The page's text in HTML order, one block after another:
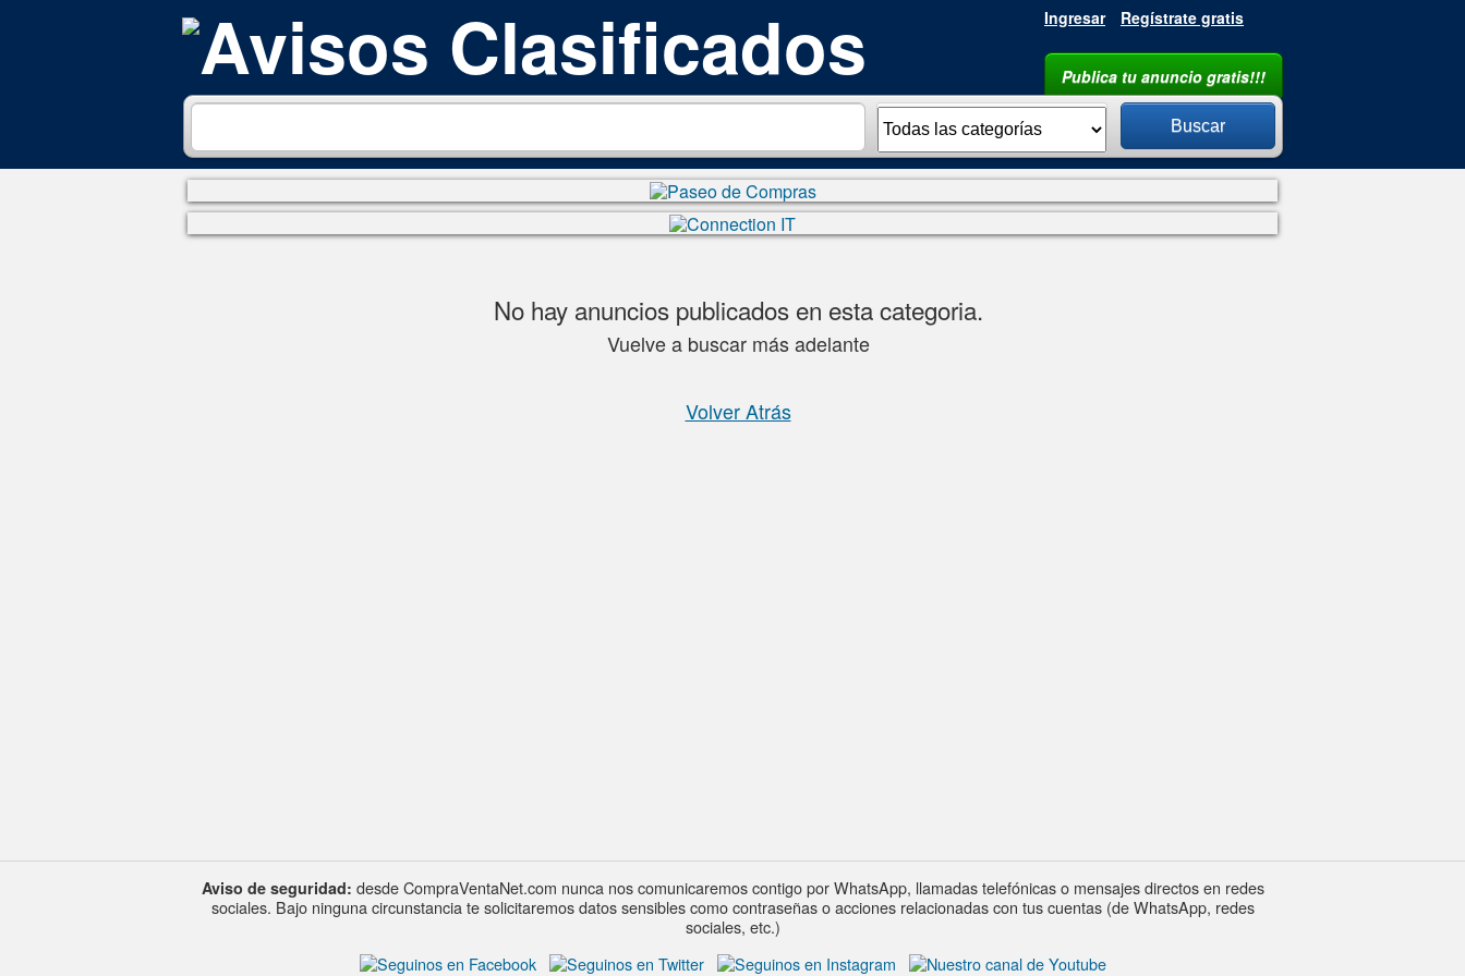
Ingresar Regístrate gratis
Publica tu anuncio gratis!!!
Argentina Buscar
No hay anuncios publicados en esta categoria.
Vuelve a buscar más adelante
Volver Atrás
Aviso de seguridad: desde CompraVentaNet.com nunca nos comunicaremos contigo por WhatsApp, llamadas telefónicas o mensajes directos en redes
sociales. Bajo ninguna circunstancia te solicitaremos datos sensibles como contraseñas o acciones relacionadas con tus cuentas (de WhatsApp, redes
sociales, etc.)